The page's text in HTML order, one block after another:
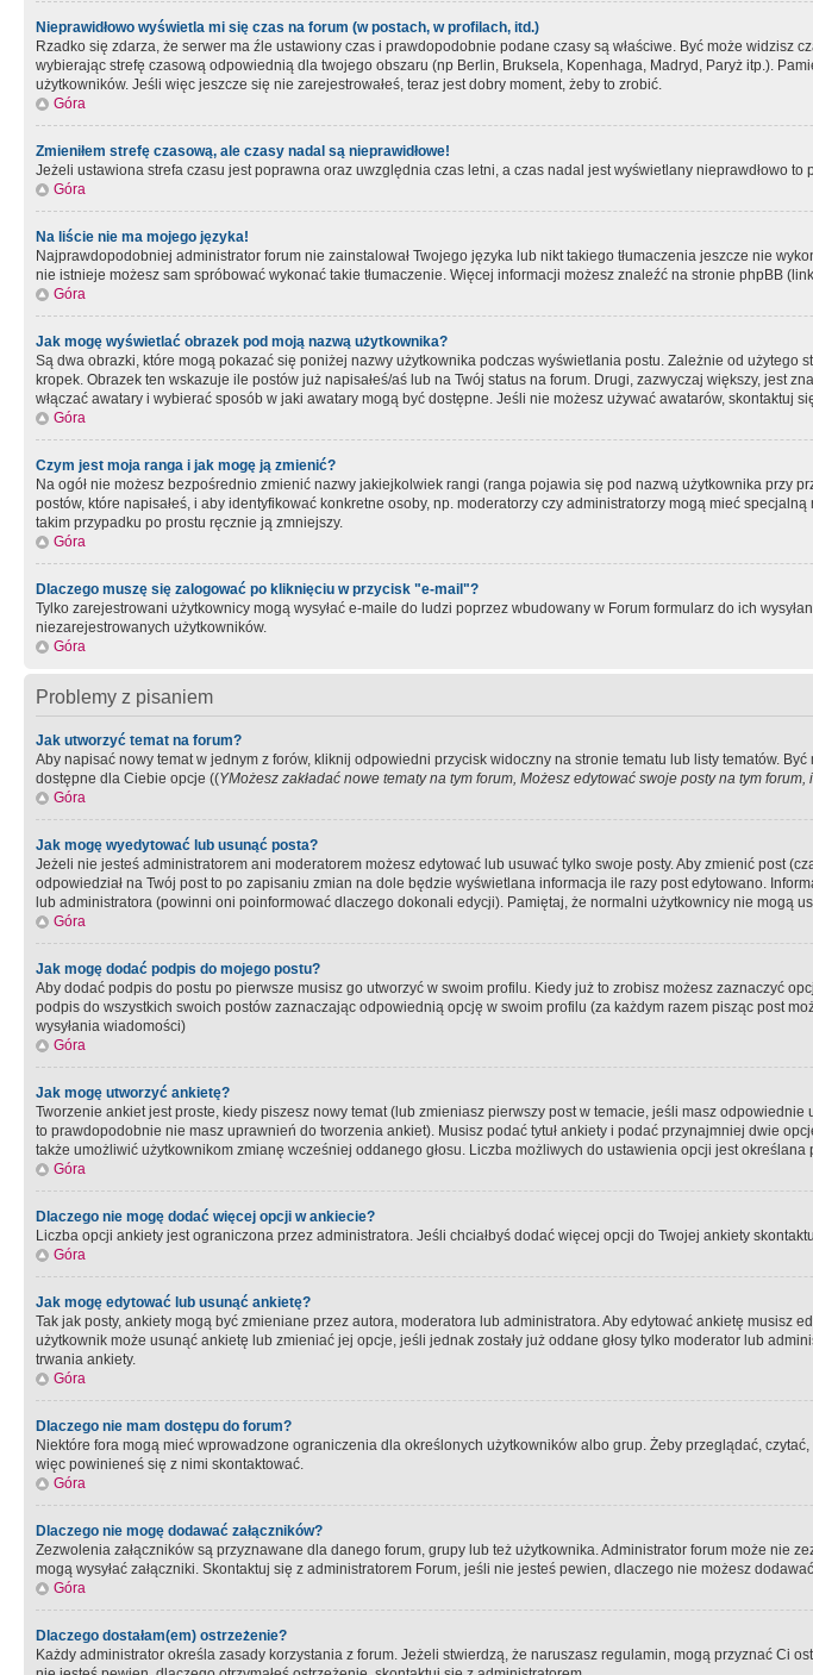
Nieprawidłowo wyświetla mi się czas na forum (w postach, w profilach, itd.)
Rzadko się zdarza, że serwer ma źle ustawiony czas i prawdopodobnie podane czasy są właściwe. Być może
wybierając strefę czasową odpowiednią dla twojego obszaru (np Berlin, Bruksela, Kopenhaga, Madryd, Paryż itp.).
użytkowników. Jeśli więc jeszcze się nie zarejestrowałeś, teraz jest dobry moment, żeby to zrobić.
Góra
Zmieniłem strefę czasową, ale czasy nadal są nieprawidłowe!
Jeżeli ustawiona strefa czasu jest poprawna oraz uwzględnia czas letni, a czas nadal jest wyświetlany nieprawdłowo
Góra
Na liście nie ma mojego języka!
Najprawdopodobniej administrator forum nie zainstalował Twojego języka lub nikt takiego tłumaczenia jeszcze nie
nie istnieje możesz sam spróbować wykonać takie tłumaczenie. Więcej informacji możesz znaleźć na stronie phpBB
Góra
Jak mogę wyświetlać obrazek pod moją nazwą użytkownika?
Są dwa obrazki, które mogą pokazać się poniżej nazwy użytkownika podczas wyświetlania postu. Zależnie od
kropek. Obrazek ten wskazuje ile postów już napisałeś/aś lub na Twój status na forum. Drugi, zazwyczaj większy,
włączać awatary i wybierać sposób w jaki awatary mogą być dostępne. Jeśli nie możesz używać awatarów, skontaktuj
Góra
Czym jest moja ranga i jak mogę ją zmienić?
Na ogół nie możesz bezpośrednio zmienić nazwy jakiejkolwiek rangi (ranga pojawia się pod nazwą użytkownika
postów, które napisałeś, i aby identyfikować konkretne osoby, np. moderatorzy czy administratorzy mogą mieć
takim przypadku po prostu ręcznie ją zmniejszy.
Góra
Dlaczego muszę się zalogować po kliknięciu w przycisk "e-mail"?
Tylko zarejestrowani użytkownicy mogą wysyłać e-maile do ludzi poprzez wbudowany w Forum formularz do ich
niezarejestrowanych użytkowników.
Góra
Problemy z pisaniem
Jak utworzyć temat na forum?
Aby napisać nowy temat w jednym z forów, kliknij odpowiedni przycisk widoczny na stronie tematu lub listy tematów.
dostępne dla Ciebie opcje ((YMożesz zakładać nowe tematy na tym forum, Możesz edytować swoje posty na tym forum,
Góra
Jak mogę wyedytować lub usunąć posta?
Jeżeli nie jesteś administratorem ani moderatorem możesz edytować lub usuwać tylko swoje posty. Aby zmienić post
odpowiedział na Twój post to po zapisaniu zmian na dole będzie wyświetlana informacja ile razy post edytowano.
lub administratora (powinni oni poinformować dlaczego dokonali edycji). Pamiętaj, że normalni użytkownicy nie mogą
Góra
Jak mogę dodać podpis do mojego postu?
Aby dodać podpis do postu po pierwsze musisz go utworzyć w swoim profilu. Kiedy już to zrobisz możesz zaznaczyć
podpis do wszystkich swoich postów zaznaczając odpowiednią opcję w swoim profilu (za każdym razem pisząc post
wysyłania wiadomości)
Góra
Jak mogę utworzyć ankietę?
Tworzenie ankiet jest proste, kiedy piszesz nowy temat (lub zmieniasz pierwszy post w temacie, jeśli masz
to prawdopodobnie nie masz uprawnień do tworzenia ankiet). Musisz podać tytuł ankiety i podać przynajmniej dwie
także umożliwić użytkownikom zmianę wcześniej oddanego głosu. Liczba możliwych do ustawienia opcji jest określana
Góra
Dlaczego nie mogę dodać więcej opcji w ankiecie?
Liczba opcji ankiety jest ograniczona przez administratora. Jeśli chciałbyś dodać więcej opcji do Twojej ankiety
Góra
Jak mogę edytować lub usunąć ankietę?
Tak jak posty, ankiety mogą być zmieniane przez autora, moderatora lub administratora. Aby edytować ankietę musisz
użytkownik może usunąć ankietę lub zmieniać jej opcje, jeśli jednak zostały już oddane głosy tylko moderator lub
trwania ankiety.
Góra
Dlaczego nie mam dostępu do forum?
Niektóre fora mogą mieć wprowadzone ograniczenia dla określonych użytkowników albo grup. Żeby przeglądać,
więc powinieneś się z nimi skontaktować.
Góra
Dlaczego nie mogę dodawać załączników?
Zezwolenia załączników są przyznawane dla danego forum, grupy lub też użytkownika. Administrator forum może
mogą wysyłać załączniki. Skontaktuj się z administratorem Forum, jeśli nie jesteś pewien, dlaczego nie możesz
Góra
Dlaczego dostałam(em) ostrzeżenie?
Każdy administrator określa zasady korzystania z forum. Jeżeli stwierdzą, że naruszasz regulamin, mogą przyznać Ci